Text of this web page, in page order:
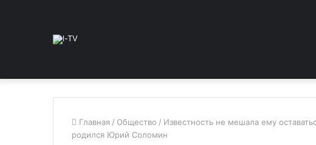
Главная / Общество / Известность не мешала ему
родился Юрий Соломин